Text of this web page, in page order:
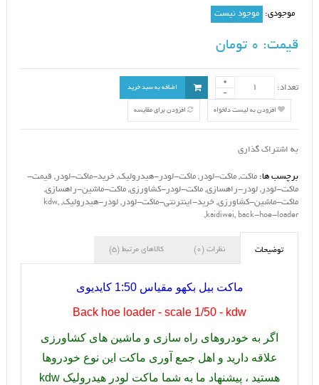
موجودی: موجود نیست
قیمت:
تعداد: اضافه به سبد خرید
افزودن به لیست دلخواه افزودن برای مقایسه
به اشتراک گذاری
برچسب ها: ماکت, ماکت-لودر , ماکت-لودر-هیدرولیک, خرید-ماکت-لودر , قیمت-
ماکت-لودر , لودر-راهسازی, ماکت-لودر-کشاورزی, ماکت-ماشین-راهسازی,
ماکت-ماشین-کشاورزی, خرید-اینترنتی-ماکت-لودر , لودر-هیدرولیک,
kdw,
kaidiwei, back-hoe-loader
,
توضیحات نظرات (0) کالاهای مرتبط (5)
ماکت بیل بکهو مقیاس 1:50 کایدیوی
Back hoe loader - scale 1/50 - kdw
اگر به خودروهای راه سازی و ماشین های کشاورزی
علاقه دارید و اهل جمع آوری ماکت این نوع خودروها
هستید ، پیشنهاد ما به شما ماکت لودر هیدرولیک kdw